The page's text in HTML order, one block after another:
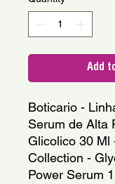
Add
Boticario -
Serum de Alta
Glicolico 30 Ml
Collection -
Power Serum